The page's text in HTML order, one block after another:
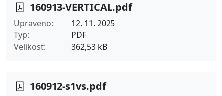
160913-VERTICAL.pdf
Upraveno
12. 11. 2025
Typ
PDF
Velikost
362,53 kB
160912-s1vs.pdf